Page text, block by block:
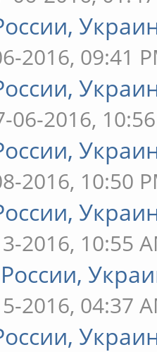
2016, 09:41
06-2016,
2016, 10:50
2016, 10:55
2016, 04:37